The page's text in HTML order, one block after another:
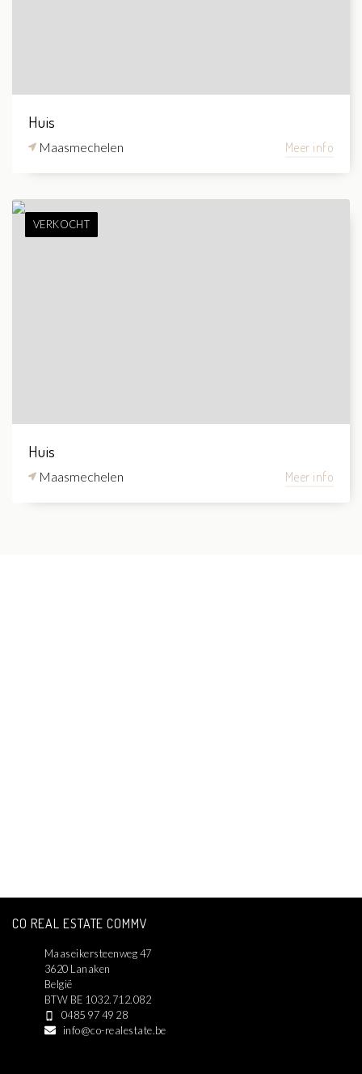
Huis
Maasmechelen Meer info
VERKOCHT
Huis
Maasmechelen Meer info
CO REAL ESTATE COMMV
Maaseikersteenweg 47
3620 Lanaken
België
BTW BE 1032.712.082
0485 97 49 28
info@co-realestate.be